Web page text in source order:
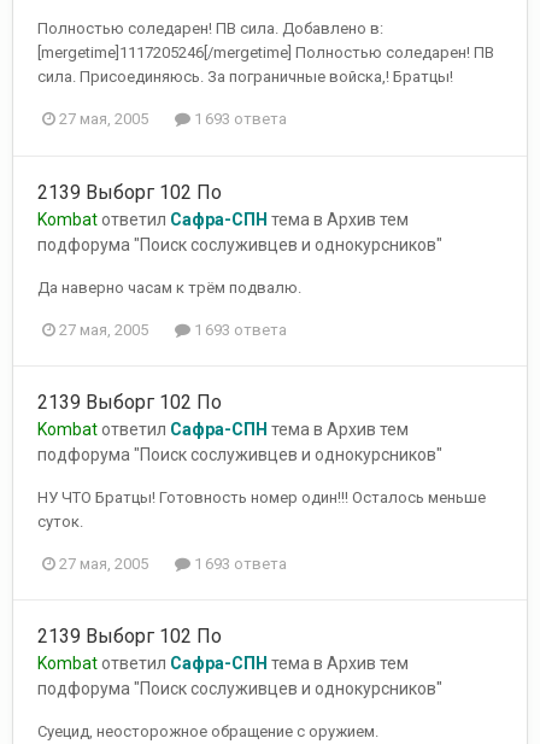
Полностью соледарен! ПВ сила. Добавлено в:
[mergetime]1117205246[/mergetime] Полностью соледарен! ПВ
сила. Присоединяюсь. За пограничные войска,! Братцы!
27 мая, 2005 1 693 ответа
2139 Выборг 102 По
Kombatответил Сафра-СПН тема в Архив тем
подфорума "Поиск сослуживцев и однокурсников"
Да наверно часам к трём подвалю.
27 мая, 2005 1 693 ответа
2139 Выборг 102 По
Kombatответил Сафра-СПН тема в Архив тем
подфорума "Поиск сослуживцев и однокурсников"
НУ ЧТО Братцы! Готовность номер один!!! Осталось меньше
суток.
27 мая, 2005 1 693 ответа
2139 Выборг 102 По
Kombatответил Сафра-СПН тема в Архив тем
подфорума "Поиск сослуживцев и однокурсников"
Суецид, неосторожное обращение с оружием.